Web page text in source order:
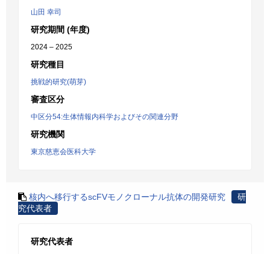
山田 幸司
研究期間 (年度)
2024 – 2025
研究種目
挑戦的研究(萌芽)
審査区分
中区分54:生体情報内科学およびその関連分野
研究機関
東京慈恵会医科大学
核内へ移行するscFVモノクローナル抗体の開発研究
研
究代表者
研究代表者